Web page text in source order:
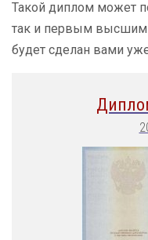
Такой диплом может
так и первым высшим
будет сделан вами